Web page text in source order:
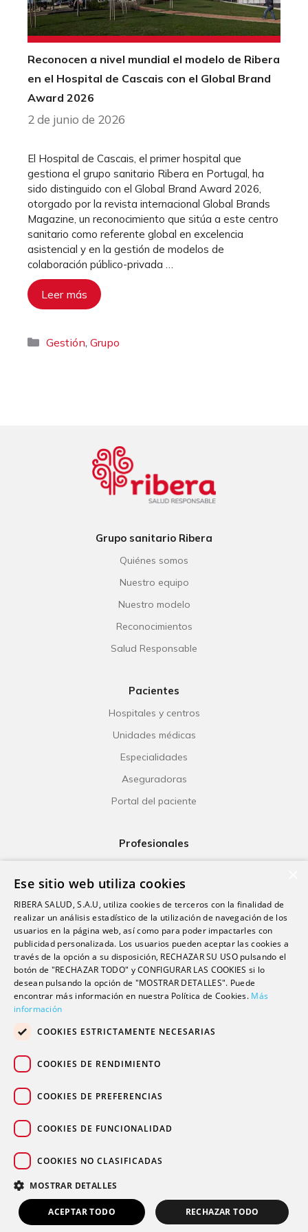
PIDE TU CITA
Reconocen a nivel mundial el modelo de Ribera
en el Hospital de Cascais con el Global Brand
Award 2026
2 de junio de 2026
El Hospital de Cascais, el primer hospital que
gestiona el grupo sanitario Ribera en Portugal, ha
sido distinguido con el Global Brand Award 2026,
otorgado por la revista internacional Global Brands
Magazine, un reconocimiento que sitúa a este centro
sanitario como referente global en excelencia
asistencial y en la gestión de modelos de
colaboración público-privada …
Leer más
Categorías
Gestión,Grupo
Grupo sanitario Ribera
Quiénes somos
Nuestro equipo
Nuestro modelo
Reconocimientos
Salud Responsable
Pacientes
Hospitales y centros
Unidades médicas
Especialidades
Aseguradoras
Portal del paciente
Profesionales
Investigación
Formación
Escuela universitaria
Trabaja con nosotros
Contacto
Podcast
© 2026 Grupo sanitario Ribera
Ese sitio web utiliza cookies
RIBERA SALUD, S.A.U, utiliza cookies de terceros con la finalidad de
realizar un análisis estadístico de la utilización de navegación de los
usuarios en la página web, así como para poder impactarles con
publicidad personalizada. Los usuarios pueden aceptar las cookies a
través de la opción a su disposición, RECHAZAR SU USO pulsando el
botón de "RECHAZAR TODO" y CONFIGURAR LAS COOKIES si lo
desean pulsando la opción de "MOSTRAR DETALLES". Puede
encontrar más información en nuestra Política de Cookies. Más
información
COOKIES ESTRICTAMENTE NECESARIAS
COOKIES DE RENDIMIENTO
COOKIES DE PREFERENCIAS
COOKIES DE FUNCIONALIDAD
COOKIES NO CLASIFICADAS
MOSTRAR DETALLES
ACEPTAR TODO RECHAZAR TODO